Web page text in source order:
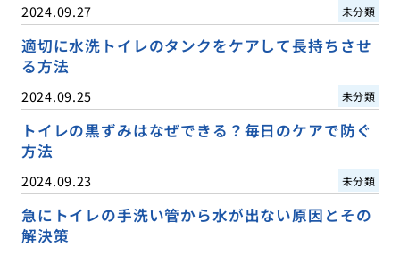
2024.09.27 未分類
適切に水洗トイレのタンクをケアして長持ちさせ
る方法
2024.09.25 未分類
トイレの黒ずみはなぜできる？毎日のケアで防ぐ
方法
2024.09.23 未分類
急にトイレの手洗い管から水が出ない原因とその
解決策